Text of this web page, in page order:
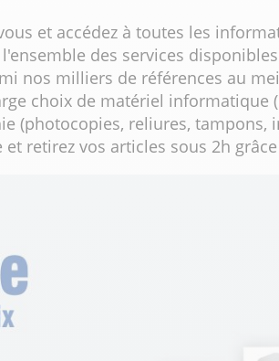
et accédez à toutes les
des services
nos milliers de références au
choix de matériel
(photocopies, reliures,
retirez vos articles sous 2h